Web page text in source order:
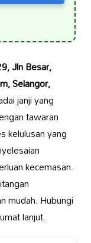
Jln Besar,
Selangor,
janji yang
tawaran
kelulusan yang
kecemasan.
mudah. Hubungi
lanjut.